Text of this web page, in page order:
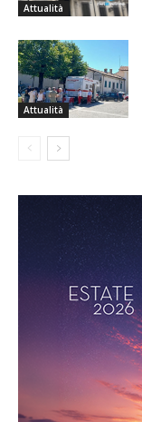
Attualità
Attualità